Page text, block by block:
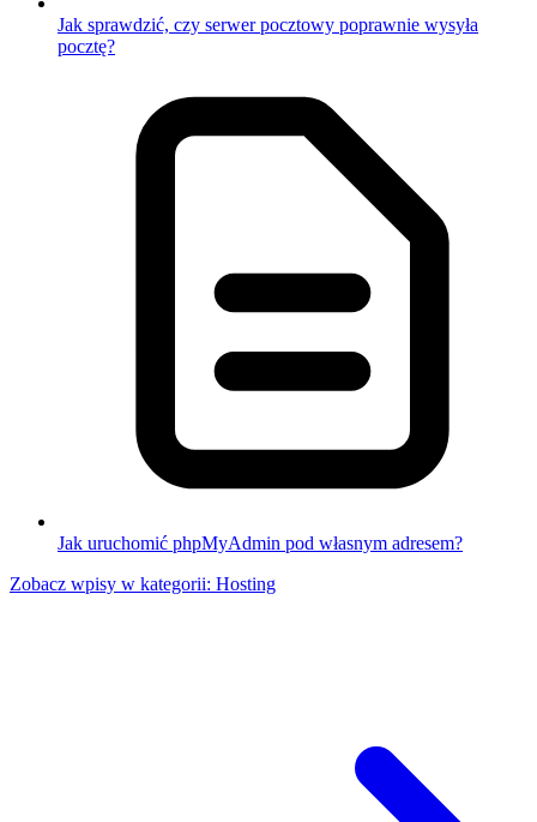
Jak sprawdzić, czy serwer pocztowy poprawnie wysyła
pocztę?
Jak uruchomić phpMyAdmin pod własnym adresem?
Zobacz wpisy w kategorii: Hosting